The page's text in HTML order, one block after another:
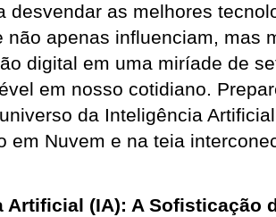
desvendar as melhores
não apenas influenciam, mas
digital em uma miríade de
em nosso cotidiano.
da Inteligência
em Nuvem e na teia
Artificial (IA): A Sofisticação